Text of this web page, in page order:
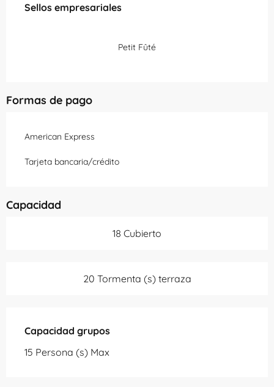
Sellos empresariales
Sellos empresariales
Petit Fûté
Formas de pago
American Express
Tarjeta bancaria/crédito
Capacidad
18 Cubierto
20 Tormenta (s) terraza
Capacidad grupos
Capacidad grupos
15 Persona (s) Max